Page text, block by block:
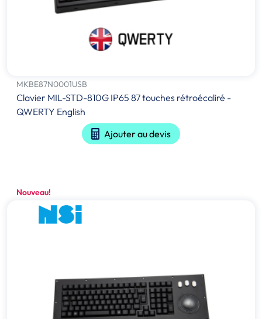
MKBE87N0001USB
Clavier MIL-STD-810G IP65 87 touches rétroécaliré -
QWERTY English
Ajouter au devis
Nouveau!